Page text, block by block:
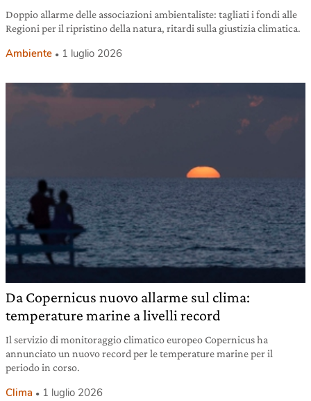
Doppio allarme delle associazioni ambientaliste: tagliati i fondi alle
Regioni per il ripristino della natura, ritardi sulla giustizia climatica.
Ambiente 1 luglio 2026
Da Copernicus nuovo allarme sul clima:
temperature marine a livelli record
Il servizio di monitoraggio climatico europeo Copernicus ha
annunciato un nuovo record per le temperature marine per il
periodo in corso.
Clima 1 luglio 2026